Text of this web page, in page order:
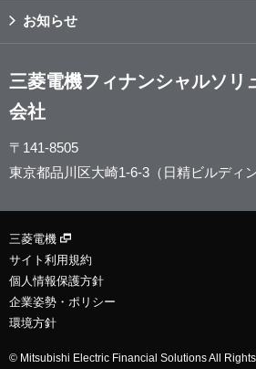
お知らせ
三菱電機フィナンシャルソリ
会社
〒141-8505
東京都品川区大崎1-6-3（日精ビルディン
三菱電機
サイト利用規約
個人情報保護方針
企業姿勢・ポリシー
環境方針
© Mitsubishi Electric Financial Solutions All